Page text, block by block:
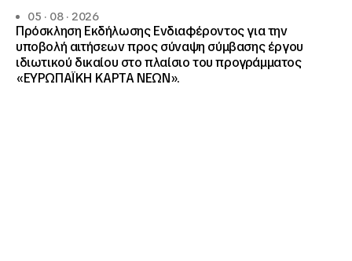
05 · 08 · 2026
Πρόσκληση Εκδήλωσης Ενδιαφέροντος για την
υποβολή αιτήσεων προς σύναψη σύμβασης έργου
ιδιωτικού δικαίου στο πλαίσιο του προγράμματος
«ΕΥΡΩΠΑΪΚΗ ΚΑΡΤΑ ΝΕΩΝ».